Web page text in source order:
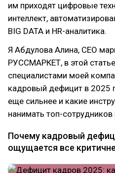
им приходят цифровые
интеллект,
BIG DATA и HR-аналитика.
Я Абдулова Алина, CEO
РУССМАРКЕТ, в этой
специалистами моей
кадровый дефицит в 2025
еще сильнее и какие
нанимать топ-
Почему кадровый
ощущается все